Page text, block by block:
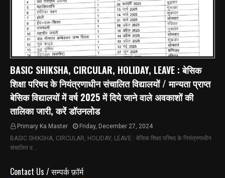
BASIC SHIKSHA, CIRCULAR, HOLIDAY, LEAVE : बेसिक
शिक्षा परिषद के नियंत्रणाधीन संचालित विद्यालयों / मान्यता प्राप्त
बेसिक विद्यालयों में वर्ष 2025 में दिये जाने वाले अवकाशों की
तालिका जारी, करें डॉउनलोड
Primary Ka Master
Friday, December 27, 2024
BASIC SHIKSHA, CIRCULAR, HOLIDAY, LEAVE : बेसिक शिक्षा परिषद के नियंत्रणाधीन
संचालित व…
Contact Us / सम्पर्क फ़ॉर्म